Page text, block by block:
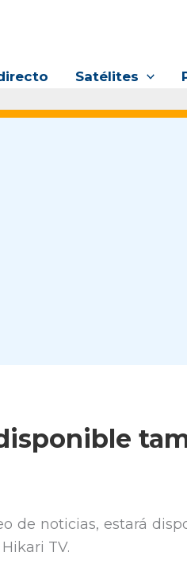
Satélites
de noticias, estará
TV.